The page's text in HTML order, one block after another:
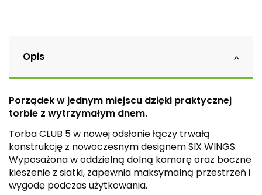
Opis
Porządek w jednym miejscu dzięki praktycznej
torbie z wytrzymałym dnem.
Torba CLUB 5 w nowej odsłonie łączy trwałą
konstrukcję z nowoczesnym designem SIX WINGS.
Wyposażona w oddzielną dolną komorę oraz boczne
kieszenie z siatki, zapewnia maksymalną przestrzeń i
wygodę podczas użytkowania.